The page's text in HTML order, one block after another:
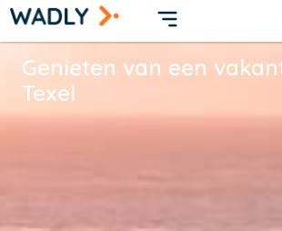
Genieten van een
Texel